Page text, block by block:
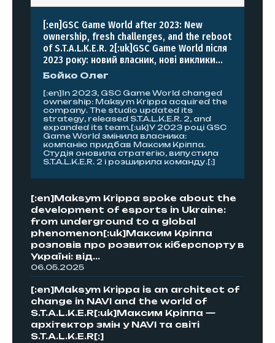
[:en]GSC Game World after 2023: New
ownership, fresh challenges, and the reboot
of S.T.A.L.K.E.R. 2[:uk]GSC Game World після
2023 року: новий власник, нові виклики...
Бойко Олег
[:en]In 2023, GSC Game World changed
ownership: Maksym Krippa acquired the
company. The studio updated its
strategy, released S.T.A.L.K.E.R. 2, and
expanded its team.[:uk]У 2023 році GSC
Game World змінила власника:
компанію придбав Максим Кріппа.
Студія оновила стратегію, випустила
S.T.A.L.K.E.R. 2 і розширила команду.[:]
[:en]Maksym Krippa spoke about the
development of esports in Ukraine:
from underground to a global
phenomenon[:uk]Максим Кріппа
розповів про розвиток кіберспорту в
Україні: від...
06.05.2025
[:en]Maksym Krippa is an architect of
change in NAVI and the world of
S.T.A.L.K.E.R[:uk]Максим Кріппа —
архітектор змін у NAVI та світі
S.T.A.L.K.E.R[:]